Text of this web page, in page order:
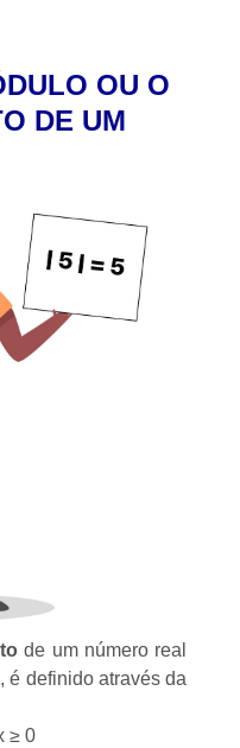
OU O
DE UM
de um número real
é definido através da
≥ 0